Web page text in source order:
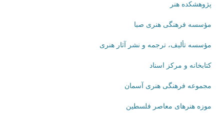
پژوهشکده هنر
مؤسسه فرهنگی هنری صبا
مؤسسه تألیف، ترجمه و نشر آثار هنری
کتابخانه و مرکز اسناد
مجموعه فرهنگی هنری آسمان
موزه هنرهای‌ معاصر فلسطین